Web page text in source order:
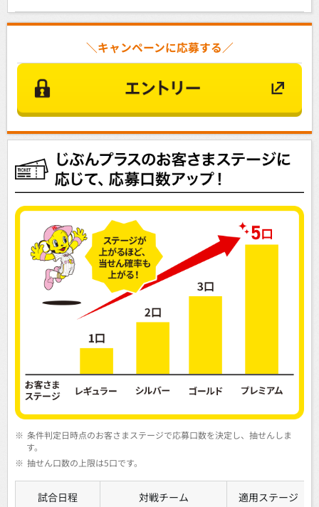
＼キャンペーンに応募する／
※ 条件判定日時点のお客さまステージで応募口数を決定し、抽せんしま
す。
※ 抽せん口数の上限は5口です。
試合日程 対戦チーム 適用ステージ